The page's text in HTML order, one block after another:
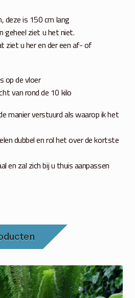
deze is 150 cm lang
geheel ziet u het niet.
ziet u her en der een af- of
op de vloer
van rond de 10 kilo
manier verstuurd als waarop ik het
dubbel en rol het over de kortste
en zal zich bij u thuis aanpassen